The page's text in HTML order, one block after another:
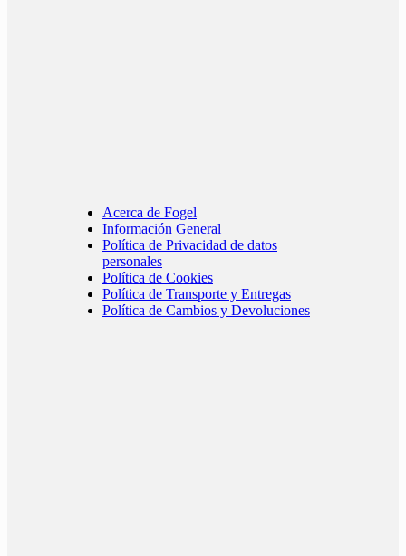
Acerca de Fogel
Información General
Política de Privacidad de datos
personales
Política de Cookies
Política de Transporte y Entregas
Política de Cambios y Devoluciones